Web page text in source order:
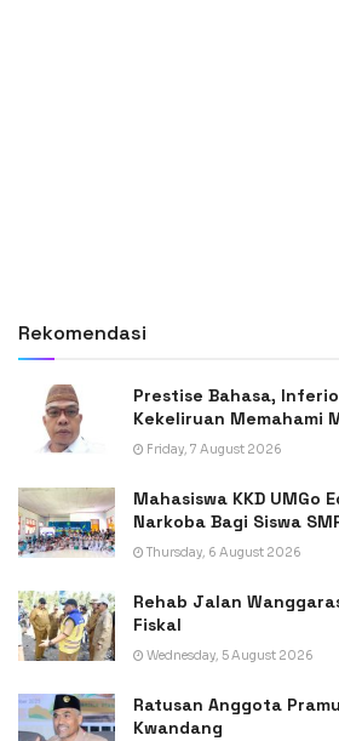
Rekomendasi
Prestise Bahasa,
Kekeliruan Memahami
Friday, 7 August 2026
Mahasiswa KKD UMGo
Narkoba Bagi Siswa
Thursday, 6 August 2026
Rehab Jalan
Fiskal
Wednesday, 5 August 2026
Ratusan Anggota
Kwandang